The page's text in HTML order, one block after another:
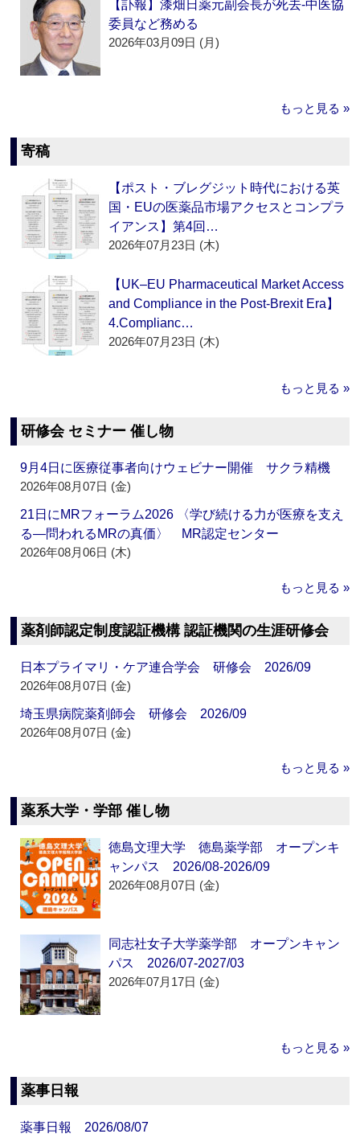
【訃報】漆畑日薬元副会長が死去‐中医協
委員など務める
2026年03月09日 (月)
もっと見る »
寄稿
【ポスト・ブレグジット時代における英
国・EUの医薬品市場アクセスとコンプラ
イアンス】第4回…
2026年07月23日 (木)
【UK–EU Pharmaceutical Market Access
and Compliance in the Post-Brexit Era】
4.Complianc…
2026年07月23日 (木)
もっと見る »
研修会 セミナー 催し物
9月4日に医療従事者向けウェビナー開催 サクラ精機
2026年08月07日 (金)
21日にMRフォーラム2026 〈学び続ける力が医療を支え
る―問われるMRの真価〉 MR認定センター
2026年08月06日 (木)
もっと見る »
薬剤師認定制度認証機構 認証機関の生涯研修会
日本プライマリ・ケア連合学会 研修会 2026/09
2026年08月07日 (金)
埼玉県病院薬剤師会 研修会 2026/09
2026年08月07日 (金)
もっと見る »
薬系大学・学部 催し物
徳島文理大学 徳島薬学部 オープンキ
ャンパス 2026/08-2026/09
2026年08月07日 (金)
同志社女子大学薬学部 オープンキャン
パス 2026/07-2027/03
2026年07月17日 (金)
もっと見る »
薬事日報
薬事日報 2026/08/07